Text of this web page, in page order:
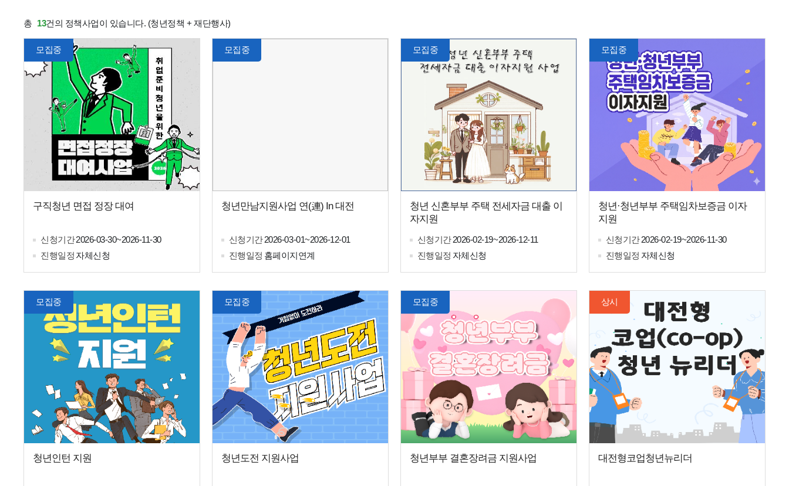
총 13건의 정책사업이 있습니다. (청년정책 + 재단행사)
모집중
구직청년 면접 정장 대여
신청기간2026-03-30~2026-11-30
진행일정 자체신청
모집중
청년만남지원사업 연(連) In 대전
신청기간2026-03-01~2026-12-01
진행일정 홈페이지연계
모집중
청년 신혼부부 주택 전세자금 대출 이
자지원
신청기간2026-02-19~2026-12-11
진행일정 자체신청
모집중
청년·청년부부 주택임차보증금 이자
지원
신청기간2026-02-19~2026-11-30
진행일정 자체신청
모집중
청년인턴 지원
모집중
청년도전 지원사업
모집중
청년부부 결혼장려금 지원사업
상시
대전형코업청년뉴리더